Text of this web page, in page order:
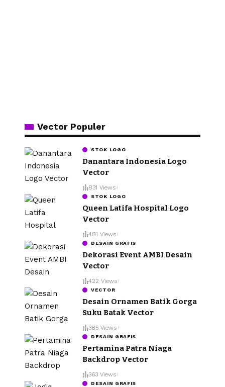
Vector Populer
STOK LOGO
Danantara Indonesia Logo
Vector
831 Views
STOK LOGO
Queen Latifa Hospital Logo
Vector
481 Views
DESAIN GRAFIS
Dekorasi Event AMBI Desain
Vector
422 Views
VECTOR
Desain Ornamen Batik Gorga
Suku Batak Vector
385 Views
DESAIN GRAFIS
Pertamina Patra Niaga
Backdrop Vector
363 Views
DESAIN GRAFIS